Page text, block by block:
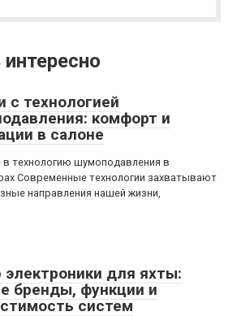
с технологией
комфорт и
в салоне
в технологию шумоподавления в
Современные технологии захватывают
направления нашей жизни,
для яхты:
бренды, функции и
систем